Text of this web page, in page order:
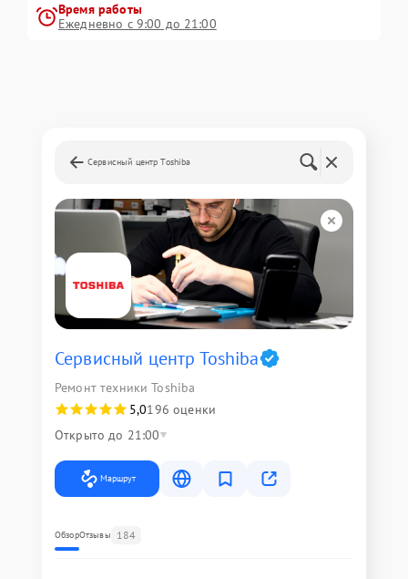
Время работы
Ежедневно с 9:00 до 21:00
Сервисный центр Toshiba
Сервисный центр Toshiba
Ремонт техники Toshiba
5,0196 оценки
Открыто до 21:00
Маршрут
ОбзорОтзывы 184